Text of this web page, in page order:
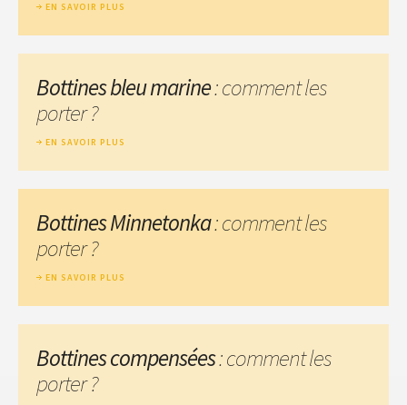
EN SAVOIR PLUS
Bottines bleu marine: comment les
porter ?
EN SAVOIR PLUS
Bottines Minnetonka: comment les
porter ?
EN SAVOIR PLUS
Bottines compensées: comment les
porter ?